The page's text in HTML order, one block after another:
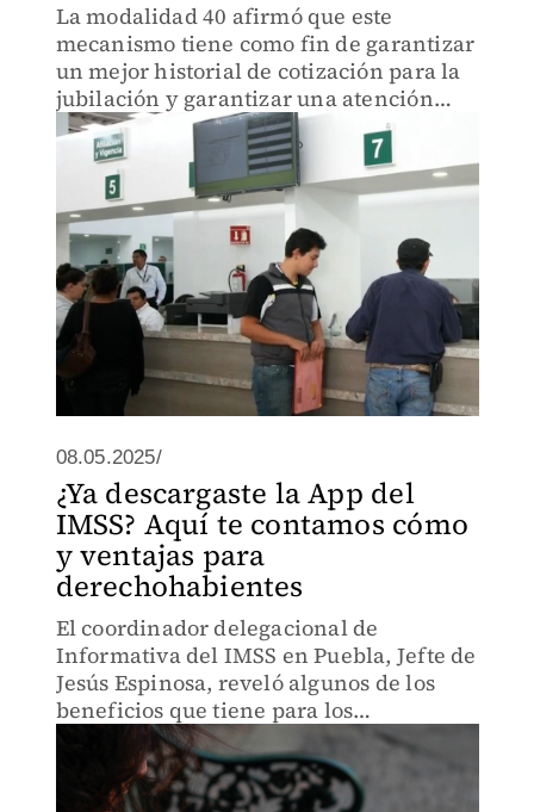
La modalidad 40 afirmó que este
mecanismo tiene como fin de garantizar
un mejor historial de cotización para la
jubilación y garantizar una atención
eficiente.
08.05.2025/
¿Ya descargaste la App del
IMSS? Aquí te contamos cómo
y ventajas para
derechohabientes
El coordinador delegacional de
Informativa del IMSS en Puebla, Jefte de
Jesús Espinosa, reveló algunos de los
beneficios que tiene para los
derechohabientes descargar la
aplicación.